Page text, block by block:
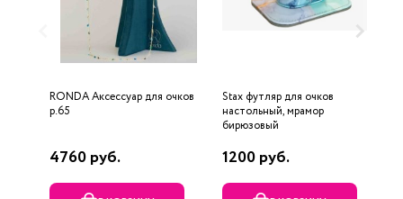
RONDA Аксессуар для очков
р.65
4760 руб.
Stax футляр для очков
настольный, мрамор
бирюзовый
1200 руб.